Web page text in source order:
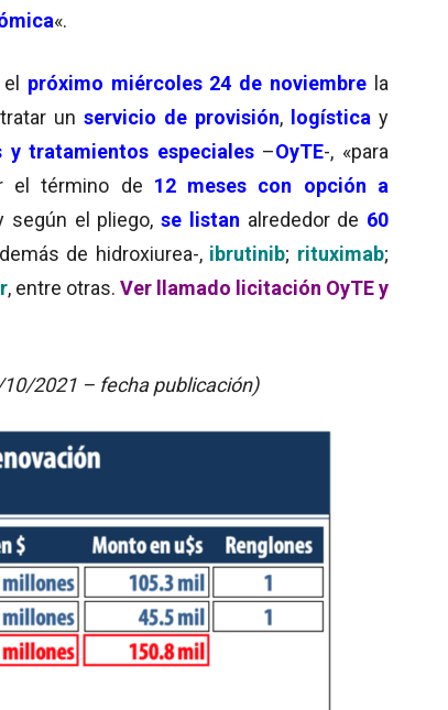
«.
próximo miércoles 24 de noviembre la
un servicio de provisión, logística y
y tratamientos especiales –OyTE-, «para
el término de 12 meses con opción a
según el pliego,se listan alrededor de 60
de hidroxiurea-, ibrutinib; rituximab;
, entre otras. Ver llamado licitación OyTE y
2021 – fecha publicación)